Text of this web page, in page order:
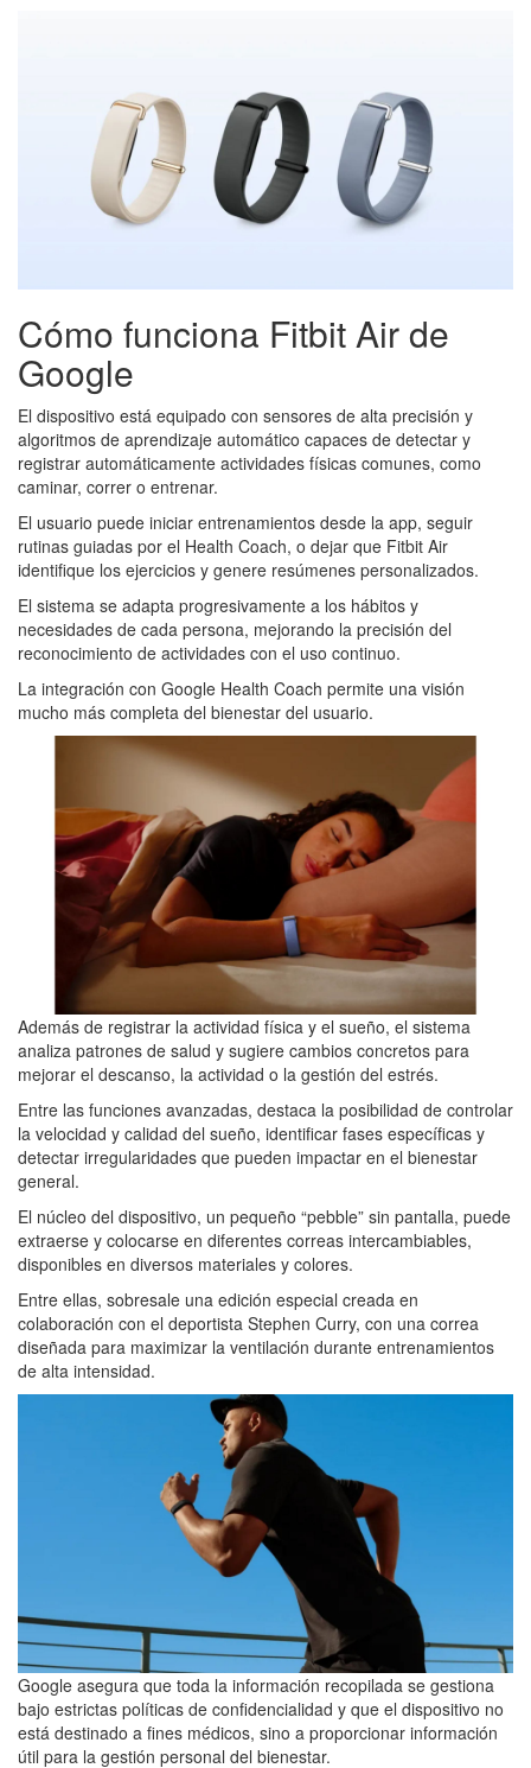
Cómo funciona Fitbit Air de
Google
El dispositivo está equipado con sensores de alta precisión y
algoritmos de aprendizaje automático capaces de detectar y
registrar automáticamente actividades físicas comunes, como
caminar, correr o entrenar.
El usuario puede iniciar entrenamientos desde la app, seguir
rutinas guiadas por el Health Coach, o dejar que Fitbit Air
identifique los ejercicios y genere resúmenes personalizados.
El sistema se adapta progresivamente a los hábitos y
necesidades de cada persona, mejorando la precisión del
reconocimiento de actividades con el uso continuo.
La integración con Google Health Coach permite una visión
mucho más completa del bienestar del usuario.
Además de registrar la actividad física y el sueño, el sistema
analiza patrones de salud y sugiere cambios concretos para
mejorar el descanso, la actividad o la gestión del estrés.
Entre las funciones avanzadas, destaca la posibilidad de controlar
la velocidad y calidad del sueño, identificar fases específicas y
detectar irregularidades que pueden impactar en el bienestar
general.
El núcleo del dispositivo, un pequeño “pebble” sin pantalla, puede
extraerse y colocarse en diferentes correas intercambiables,
disponibles en diversos materiales y colores.
Entre ellas, sobresale una edición especial creada en
colaboración con el deportista Stephen Curry, con una correa
diseñada para maximizar la ventilación durante entrenamientos
de alta intensidad.
Google asegura que toda la información recopilada se gestiona
bajo estrictas políticas de confidencialidad y que el dispositivo no
está destinado a fines médicos, sino a proporcionar información
útil para la gestión personal del bienestar.